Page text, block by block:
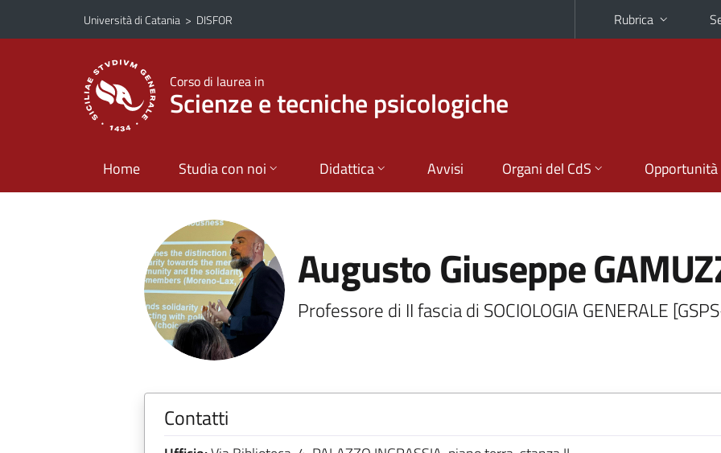
Vai al contenuto principale
Vai al menu di navigazione
Università di Catania > DISFOR Rubrica
Corso di laurea in
Scienze e tecniche psicologiche
Home Studia con noi Didattica Avvisi Organi del CdS Opportunità
Augusto Giuseppe
Professore di II fascia di SOCIOLOGIA GENERALE
Contatti